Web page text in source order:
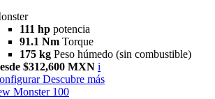
111 hp potencia
91.1 Nm Torque
175 kg Peso húmedo (sin combustible)
$312,600 MXN i
Descubre más
Monster 100